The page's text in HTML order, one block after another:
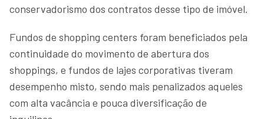
conservadorismo dos contratos desse tipo de imóvel.
Fundos de shopping centers foram beneficiados pela
continuidade do movimento de abertura dos
shoppings, e fundos de lajes corporativas tiveram
desempenho misto, sendo mais penalizados aqueles
com alta vacância e pouca diversificação de